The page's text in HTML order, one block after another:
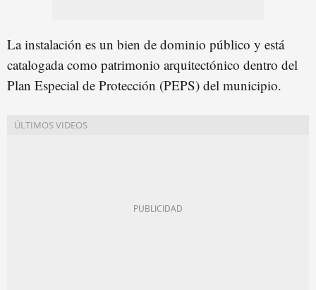
La instalación es un bien de dominio público y está
catalogada como patrimonio arquitectónico dentro del
Plan Especial de Protección (PEPS) del municipio.